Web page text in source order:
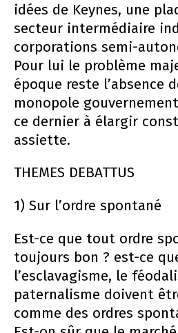
idées de Keynes, une
secteur intermédiaire
corporations semi-
Pour lui le problème
époque reste l’absence
monopole
ce dernier à élargir
assiette.
THEMES DEBATTUS
1) Sur l’ordre spontané
Est-ce que tout ordre
toujours bon ? est-ce
l’esclavagisme, le
paternalisme doivent
comme des ordres